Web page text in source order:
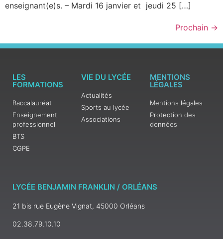
enseignant(e)s. – Mardi 16 janvier et jeudi 25 […]
Prochain →
LES
FORMATIONS
Baccalauréat
Enseignement
professionnel
BTS
CGPE
VIE DU LYCÉE
Actualités
Sports au lycée
Associations
MENTIONS
LÉGALES
Mentions légales
Protection des
données
LYCÉE BENJAMIN FRANKLIN / ORLÉANS
21 bis rue Eugène Vignat, 45000 Orléans
02.38.79.10.10